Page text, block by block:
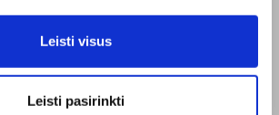
Leisti visus
Leisti pasirinkti
ir mokėjimo būdas